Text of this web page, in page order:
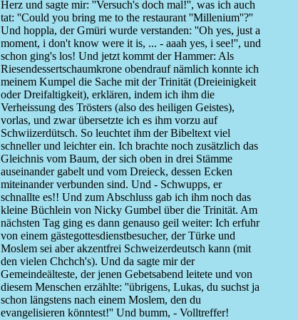
Herz und sagte mir: ''Versuch's doch mal!'', was ich auch
tat: ''Could you bring me to the restaurant ''Millenium''?''
Und hoppla, der Gmüri wurde verstanden: ''Oh yes, just a
moment, i don't know were it is, ... - aaah yes, i see!'', und
schon ging's los! Und jetzt kommt der Hammer: Als
Riesendessertschaumkrone obendrauf nämlich konnte ich
meinem Kumpel die Sache mit der Trinität (Dreieinigkeit
oder Dreifaltigkeit), erklären, indem ich ihm die
Verheissung des Trösters (also des heiligen Geistes),
vorlas, und zwar übersetzte ich es ihm vorzu auf
Schwiizerdütsch. So leuchtet ihm der Bibeltext viel
schneller und leichter ein. Ich brachte noch zusätzlich das
Gleichnis vom Baum, der sich oben in drei Stämme
auseinander gabelt und vom Dreieck, dessen Ecken
miteinander verbunden sind. Und - Schwupps, er
schnallte es!! Und zum Abschluss gab ich ihm noch das
kleine Büchlein von Nicky Gumbel über die Trinität. Am
nächsten Tag ging es dann genauso geil weiter: Ich erfuhr
von einem gästegottesdienstbesucher, der Türke und
Moslem sei aber akzentfrei Schweizerdeutsch kann (mit
den vielen Chchch's). Und da sagte mir der
Gemeindeälteste, der jenen Gebetsabend leitete und von
diesem Menschen erzählte: ''übrigens, Lukas, du suchst ja
schon längstens nach einem Moslem, den du
evangelisieren könntest!'' Und bumm, - Volltreffer!